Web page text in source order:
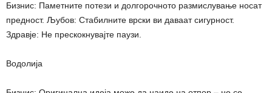
Бизнис: Паметните потези и долгорочното размислување носат
предност. Љубов: Стабилните врски ви даваат сигурност.
Здравје: Не прескокнувајте паузи.
Водолија